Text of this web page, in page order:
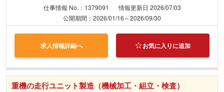
仕事情報 No.：1379091
情報更新日 2026/07/03
公開期間：2026/01/16～2026/09/30
求人情報詳細へ お気に入りに追加
重機の走行ユニット製造（機械加工・組立・検査）